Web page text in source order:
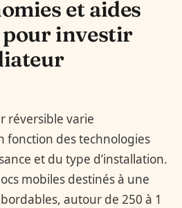
et aides
investir
réversible varie
fonction des technologies
et du type d’installation.
mobiles destinés à une
autour de 250 à 1